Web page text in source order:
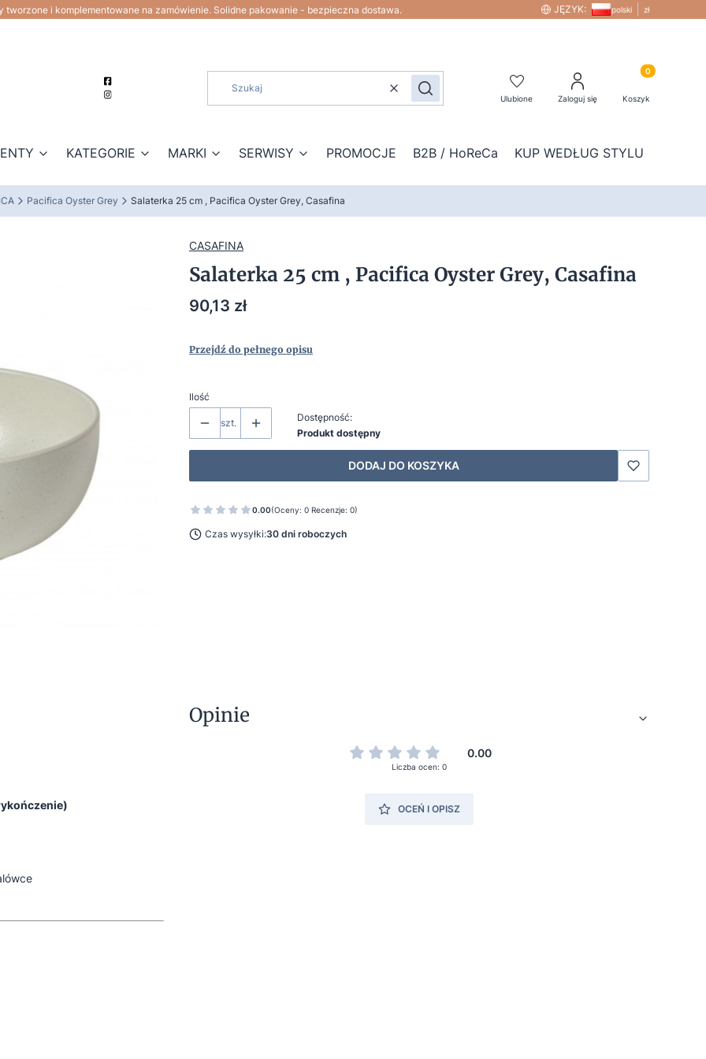
i komplementowane na zamówienie. Solidne pakowanie - bezpieczna dostawa. JĘZYK: polski zł
WyczyśćSzukaj Ulubione Zaloguj się
Produkty w
Koszyk
KATEGORIE MARKI SERWISY PROMOCJE B2B / HoReCa KUP WEDŁUG STYLU
Pacifica Oyster Grey Salaterka 25 cm , Pacifica Oyster Grey, Casafina
CASAFINA
Salaterka 25 cm , Pacifica Oyster Grey, Casafina
Cena
90,13 zł
Przejdź do pełnego opisu
Ilość
szt.
Dostępność:
Produkt dostępny
DODAJ DO KOSZYKA
0.00(Oceny: 0 Recenzje: 0)
Czas wysyłki:30 dni roboczych
Opinie
0.00
Liczba ocen: 0
OCEŃ I OPISZ